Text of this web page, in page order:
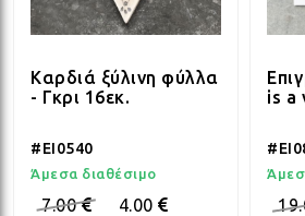
Καρδιά ξύλινη φύλλα
- Γκρι 16εκ.
#EI0540
Άμεσα διαθέσιμο
7.00 4.00
is a